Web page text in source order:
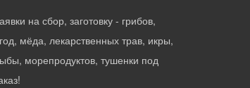
на сбор, заготовку - грибов,
мёда, лекарственных трав, икры,
морепродуктов, тушенки под